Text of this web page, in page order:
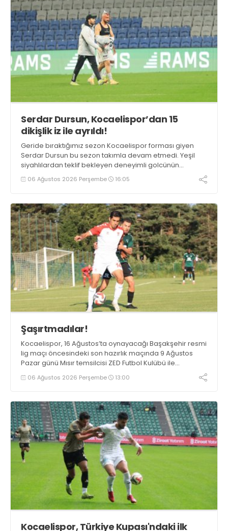
Serdar Dursun, Kocaelispor’dan 15
dikişlik iz ile ayrıldı!
Geride bıraktığımız sezon Kocaelispor forması giyen
Serdar Dursun bu sezon takımla devam etmedi. Yeşil
siyahlılardan teklif bekleyen deneyimli golcünün
Gaziantep FK ile söz kesecek.
06 Ağustos 2026 Perşembe 16:05
Şaşırtmadılar!
Kocaelispor, 16 Ağustos’ta oynayacağı Başakşehir resmi
lig maçı öncesindeki son hazırlık maçında 9 Ağustos
Pazar günü Mısır temsilcisi ZED Futbol Kulübü ile
karşılaşacak.
06 Ağustos 2026 Perşembe 13:00
Kocaelispor, Türkiye Kupası'ndaki ilk